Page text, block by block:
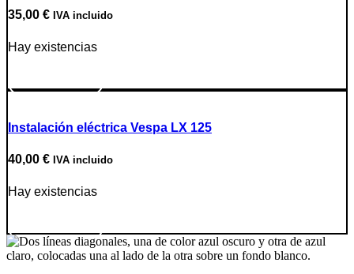
35,00 € IVA incluido
Hay existencias
Instalación eléctrica Vespa LX 125
40,00 € IVA incluido
Hay existencias